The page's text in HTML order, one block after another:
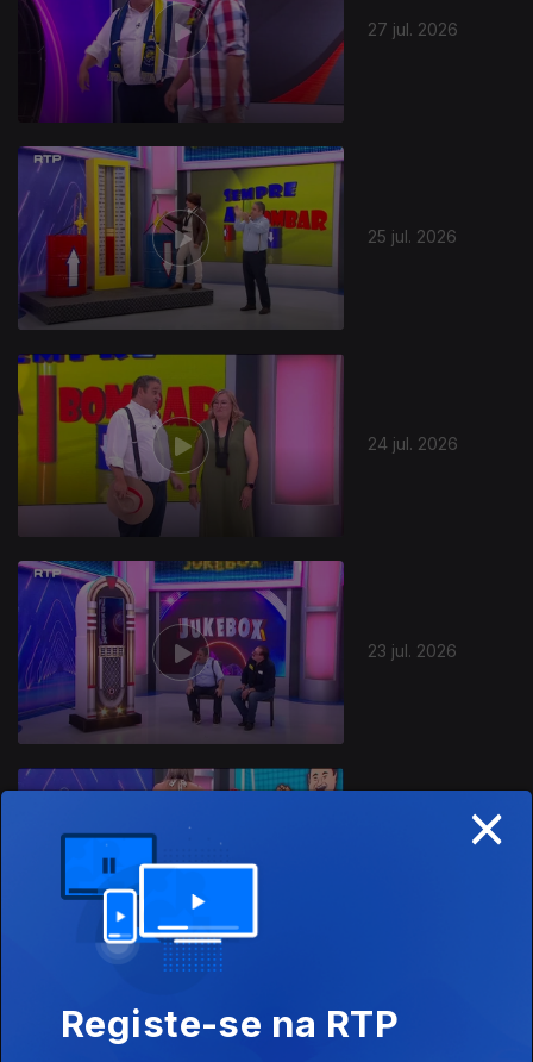
27 jul. 2026
25 jul. 2026
24 jul. 2026
23 jul. 2026
×
Registe-se na RTP